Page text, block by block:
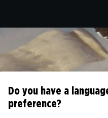
Do you have a
preference?